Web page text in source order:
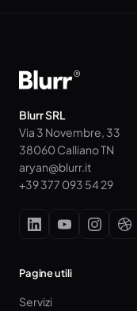
Blurr SRL
Via 3 Novembre, 33
38060 Calliano TN
aryan@blurr.it
+39 377 093 54 29
Pagine utili
Servizi